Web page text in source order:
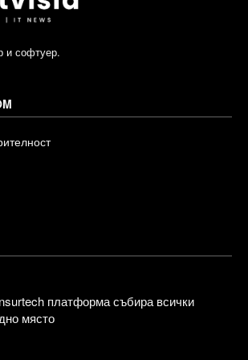
и софтуер.
платформа събира всички
място